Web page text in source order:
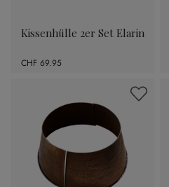
Kissenhülle 2er Set Elarin
CHF 69.95